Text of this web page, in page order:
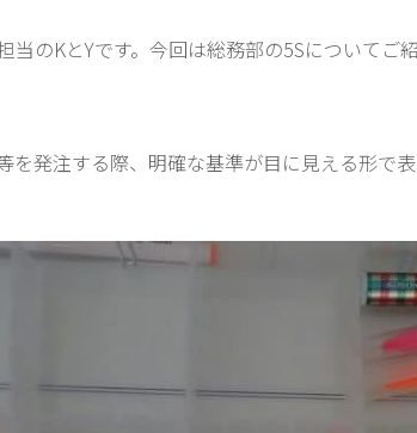
のKとYです。今回は総務部の5Sについてご紹
発注する際、明確な基準が目に見える形で